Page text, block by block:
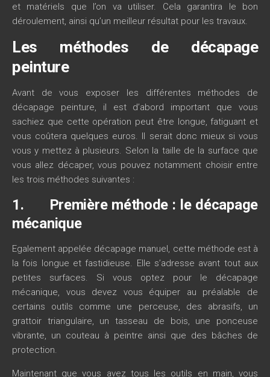
et matériels que l’on va utiliser. Cela garantira le bon
déroulement, ainsi qu’un meilleur résultat pour les travaux.
Les méthodes de décapage
peinture
Avant de vous exposer les différentes méthodes de
décapage peinture, il est d’abord important que vous
sachiez que cette opération peut être longue, fatiguant et
vous coûtera quelques euros. Il serait donc mieux si vous
vous y mettez à plusieurs. Selon la taille de la surface que
vous allez décaper, vous pouvez notamment choisir entre
les trois méthodes suivantes :
1. Première méthode : le décapage
mécanique
Egalement appelée décapage manuel, cette méthode est à
la fois longue et fastidieuse. Elle s’adresse avant tout aux
petites surfaces. Si vous optez pour le décapage
mécanique, vous devez vous équiper au préalable de
certains outils comme une perceuse, des abrasifs, un
grattoir triangulaire, un tasseau de bois, une ponceuse
vibrante, un couteau à peintre ainsi que des bâches de
protection.
Maintenant que vous avez tous les outils en main, vous